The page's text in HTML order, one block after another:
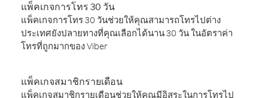
แพ็คเกจการโทร 30 วัน
แพ็คเกจการโทร 30 วันช่วยให้คุณสามารถโทรไปต่าง
ประเทศยังปลายทางที่คุณเลือกได้นาน 30 วัน ในอัตราค่า
โทรที่ถูกมากของ Viber
แพ็คเกจสมาชิกรายเดือน
แพ็คเกจสมาชิกรายเดือนช่วยให้คุณมีอิสระในการโทรไป